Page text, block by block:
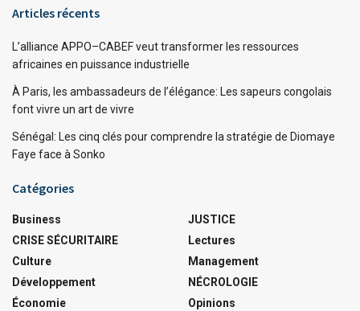
Articles récents
L’alliance APPO–CABEF veut transformer les ressources
africaines en puissance industrielle
À Paris, les ambassadeurs de l’élégance: Les sapeurs congolais
font vivre un art de vivre
Sénégal: Les cinq clés pour comprendre la stratégie de Diomaye
Faye face à Sonko
Catégories
Business
CRISE SÉCURITAIRE
Culture
Développement
Économie
JUSTICE
Lectures
Management
NÉCROLOGIE
Opinions